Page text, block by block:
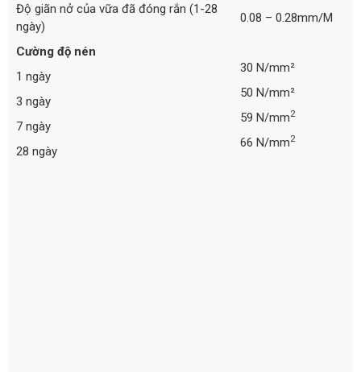
Độ giãn nở của vữa đã đóng rắn (1-28
ngày)
Cường độ nén
1 ngày
3 ngày
7 ngày
28 ngày
0.08 – 0.28mm/M
30 N/mm²
50 N/mm²
59 N/mm2
66 N/mm2